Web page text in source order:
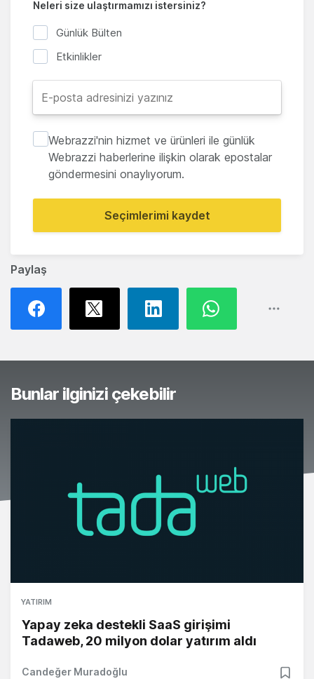
Paylaş
Neleri size ulaştırmamızı istersiniz?
Günlük Bülten
Etkinlikler
Webrazzi'nin hizmet ve ürünleri ile günlük
Webrazzi haberlerine ilişkin olarak epostalar
göndermesini onaylıyorum.
Seçimlerimi kaydet
Bunlar ilginizi çekebilir
YATIRIM
Yapay zeka destekli SaaS girişimi
Tadaweb, 20 milyon dolar yatırım aldı
Candeğer Muradoğlu